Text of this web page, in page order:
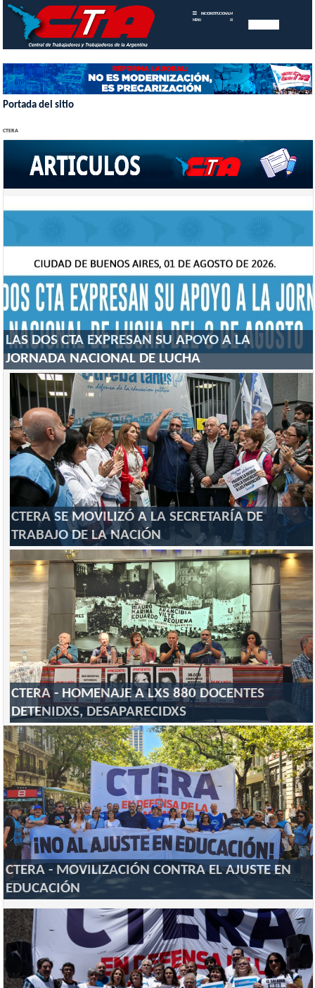
MENU
INICIOINSTITUCIONAL MEMORIAS
ANUALES
Portada del sitio
CTERA
LAS DOS CTA EXPRESAN SU APOYO A LA
JORNADA NACIONAL DE LUCHA
CTERA SE MOVILIZÓ A LA SECRETARÍA DE
TRABAJO DE LA NACIÓN
CTERA - HOMENAJE A LXS 880 DOCENTES
DETENIDXS, DESAPARECIDXS
CTERA - MOVILIZACIÓN CONTRA EL AJUSTE EN
EDUCACIÓN